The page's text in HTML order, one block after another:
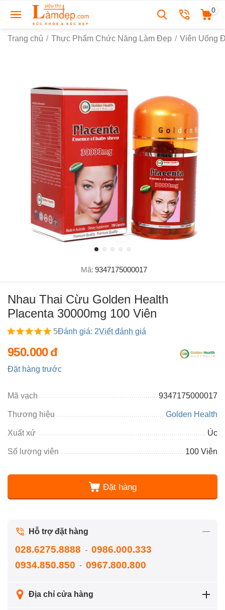
0
Trang chủ / Thực Phẩm Chức Năng Làm Đẹp / Viên Uống
Mã: 9347175000017
Nhau Thai Cừu Golden Health
Placenta 30000mg 100 Viên
5Đánh giá: 2Viết đánh giá
950.000đ
Đặt hàng trước
Mã vạch 9347175000017
Thương hiệu Golden Health
Xuất xứ Úc
Số lượng viên 100 Viên
Đặt hàng
Hỗ trợ đặt hàng
028.6275.8888 - 0986.000.333
0934.850.850 - 0967.800.800
Địa chỉ cửa hàng